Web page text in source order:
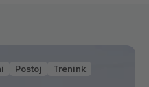
Postoj Trénink